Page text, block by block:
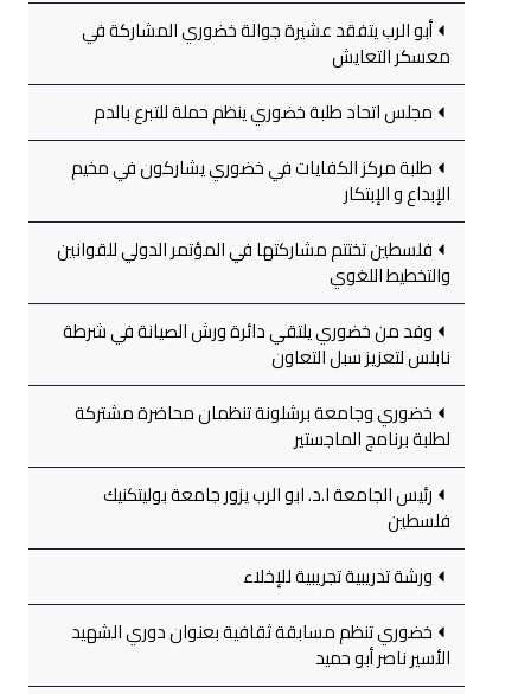
أبو الرب يتفقد عشيرة جوالة خضوري المشاركة في
معسكر التعايش
مجلس اتحاد طلبة خضوري ينظم حملة للتبرع بالدم
طلبة مركز الكفايات في خضوري يشاركون في مخيم
الإبداع و الإبتكار
فلسطين تختتم مشاركتها في المؤتمر الدولي للقوانين
والتخطيط اللغوي
وفد من خضوري يلتقي دائرة ورش الصيانة في شرطة
نابلس لتعزيز سبل التعاون
خضوري وجامعة برشلونة تنظمان محاضرة مشتركة
لطلبة برنامج الماجستير
رئيس الجامعة ا.د. ابو الرب يزور جامعة بوليتكنيك
فلسطين
ورشة تدريبية تجريبية للإخلاء
خضوري تنظم مسابقة ثقافية بعنوان دوري الشهيد
الأسير ناصر أبو حميد